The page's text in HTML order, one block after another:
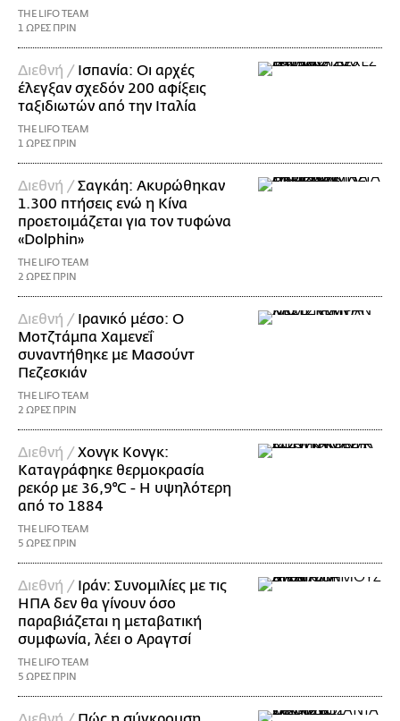
THE LIFO TEAM
1 ΩΡΕΣ ΠΡΙΝ
Διεθνή / Ισπανία: Οι αρχές
έλεγξαν σχεδόν 200 αφίξεις
ταξιδιωτών από την Ιταλία
THE LIFO TEAM
1 ΩΡΕΣ ΠΡΙΝ
Διεθνή /Σαγκάη: Ακυρώθηκαν
1.300 πτήσεις ενώ η Κίνα
προετοιμάζεται για τον τυφώνα
«Dolphin»
THE LIFO TEAM
2 ΩΡΕΣ ΠΡΙΝ
Διεθνή / Ιρανικό μέσο: Ο
Μοτζτάμπα Χαμενεΐ
συναντήθηκε με Μασούντ
Πεζεσκιάν
THE LIFO TEAM
2 ΩΡΕΣ ΠΡΙΝ
Διεθνή /Χονγκ Κονγκ:
Καταγράφηκε θερμοκρασία
ρεκόρ με 36,9°C - Η υψηλότερη
από το 1884
THE LIFO TEAM
5 ΩΡΕΣ ΠΡΙΝ
Διεθνή / Ιράν: Συνομιλίες με τις
ΗΠΑ δεν θα γίνουν όσο
παραβιάζεται η μεταβατική
συμφωνία, λέει ο Αραγτσί
THE LIFO TEAM
5 ΩΡΕΣ ΠΡΙΝ